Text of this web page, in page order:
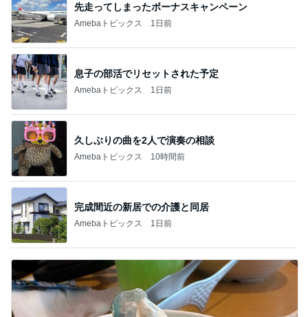
先走ってしまったボーナスキャンペーン
Amebaトピックス 1日前
息子の部活でリセットされた予定
Amebaトピックス 1日前
久しぶりの曲を2人で演奏の相談
Amebaトピックス 10時間前
完成間近の新居での介護と同居
Amebaトピックス 1日前